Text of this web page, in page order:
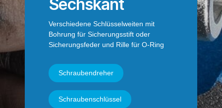
Sechskant
Verschiedene Schlüsselweiten mit
Bohrung für Sicherungsstift oder
Sicherungsfeder und Rille für O-Ring
Schraubendreher
Schraubenschlüssel